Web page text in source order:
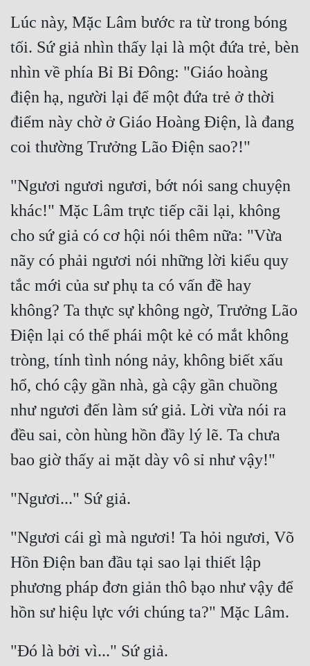
Tính Cách Nhân Vật :
Sát Phạt Quyết Đoán
Vô Sỉ
Điềm Đạm
Lúc này, Mặc Lâm bước ra từ trong bóng
tối. Sứ giả nhìn thấy lại là một đứa trẻ, bèn
nhìn về phía Bỉ Bỉ Đông: "Giáo hoàng
điện hạ, người lại để một đứa trẻ ở thời
điểm này chờ ở Giáo Hoàng Điện, là đang
"Ngươi ngươi ngươi, bớt nói sang chuyện
khác!" Mặc Lâm trực tiếp cãi lại, không
cho sứ giả có cơ hội nói thêm nữa: "Vừa
nãy có phải ngươi nói những lời kiểu quy
tắc mới của sư phụ ta có vấn đề hay
không? Ta thực sự không ngờ, Trưởng Lão
Điện lại có thể phái một kẻ có mắt không
tròng, tính tình nóng nảy, không biết xấu
hổ, chó cậy gần nhà, gà cậy gần chuồng
như ngươi đến làm sứ giả. Lời vừa nói ra
đều sai, còn hùng hồn đầy lý lẽ. Ta chưa
"Ngươi cái gì mà ngươi! Ta hỏi ngươi, Võ
Hồn Điện ban đầu tại sao lại thiết lập
phương pháp đơn giản thô bạo như vậy để